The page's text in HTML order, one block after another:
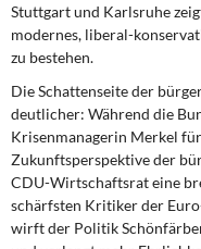
Rosa-Luxemburg-
Über mich
Kontakt
Stuttgart und Karlsruhe
modernes, liberal-
zu bestehen.
Die Schattenseite der
deutlicher: Während die
Krisenmanagerin Merkel
Zukunftsperspektive der
CDU-Wirtschaftsrat eine
schärfsten Kritiker der
wirft der Politik